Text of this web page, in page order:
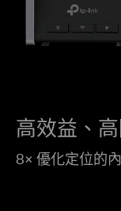
高效益、
8× 優化定位的